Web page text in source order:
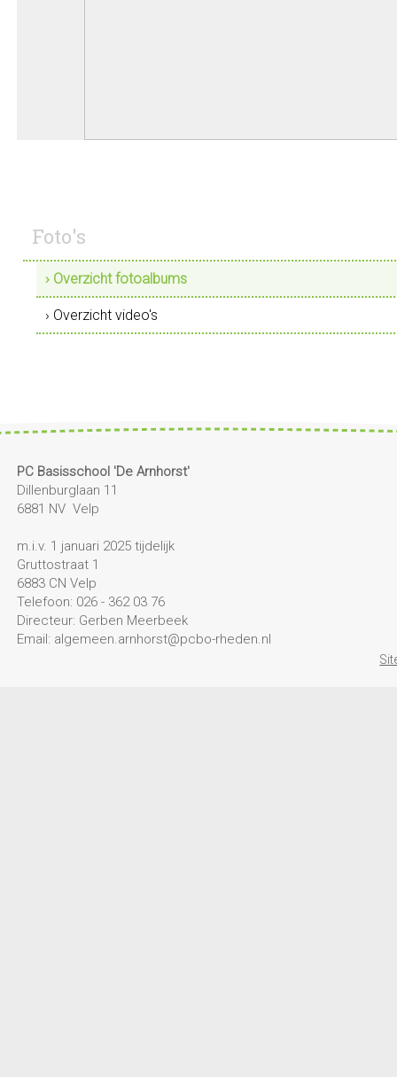
Foto's
› Overzicht fotoalbums
› Overzicht video's
PC Basisschool 'De Arnhorst'
Dillenburglaan 11
6881 NV Velp
m.i.v. 1 januari 2025 tijdelijk
Gruttostraat 1
6883 CN Velp
Telefoon: 026 - 362 03 76
Directeur: Gerben Meerbeek
Email: algemeen.arnhorst@pcbo-rheden.nl